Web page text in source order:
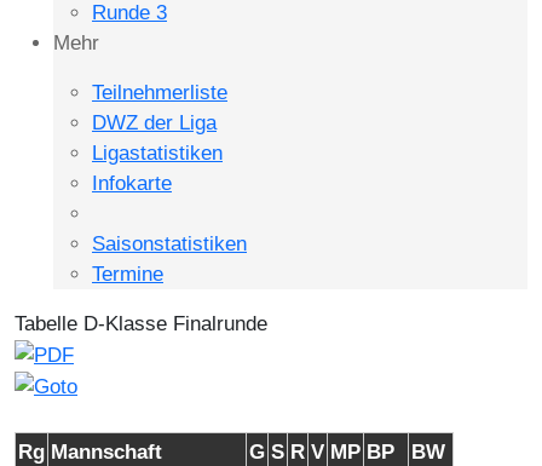
Runde 3
Mehr
Teilnehmerliste
DWZ der Liga
Ligastatistiken
Infokarte
Saisonstatistiken
Termine
Tabelle D-Klasse Finalrunde
Rg Mannschaft G S R V MP BP BW